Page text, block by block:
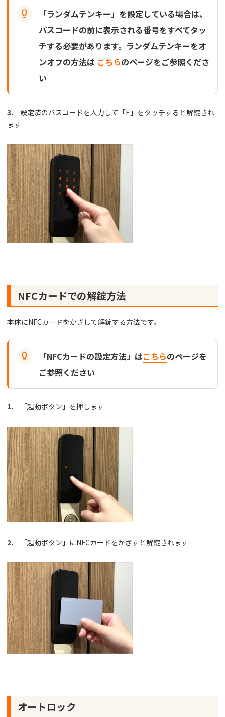

「ランダムテンキー」を設定している場合は、
パスコードの前に表示される番号をすべてタッ
チする必要があります。ランダムテンキーをオ
ンオフの方法は こちらのページをご参照くださ
い
3. 設定済のパスコードを入力して「E」をタッチすると解錠され
ます
NFCカードでの解錠方法
本体にNFCカードをかざして解錠する方法です。
 「NFCカードの設定方法」はこちらのページを
ご参照ください
1. 「起動ボタン」を押します
2. 「起動ボタン」にNFCカードをかざすと解錠されます
オートロック